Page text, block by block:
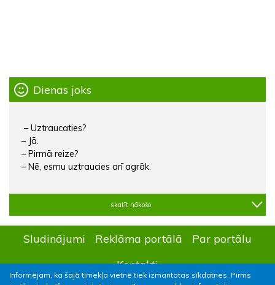
Informējam, ka šajā tīmekļa vietnē tiek izmantotas sīkdatnes. Pirms
Dienas joks
– Uztraucaties?
– Jā.
– Pirmā reize?
– Nē, esmu uztraucies arī agrāk.
skatīt nākošo
Sludinājumi Reklāma portālā
Par portālu
Kontakti